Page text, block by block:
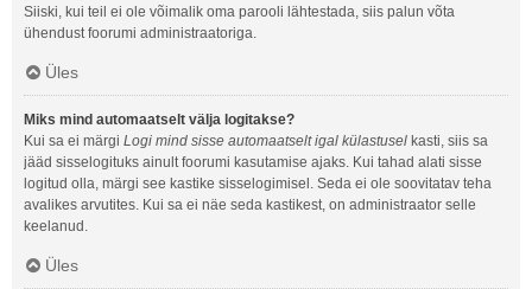
Siiski, kui teil ei ole võimalik oma parooli lähtestada, siis palun võta
ühendust foorumi administraatoriga.
Üles
Miks mind automaatselt välja logitakse?
Kui sa ei märgi Logi mind sisse automaatselt igal külastusel kasti, siis sa
jääd sisselogituks ainult foorumi kasutamise ajaks. Kui tahad alati sisse
logitud olla, märgi see kastike sisselogimisel. Seda ei ole soovitatav teha
avalikes arvutites. Kui sa ei näe seda kastikest, on administraator selle
keelanud.
Üles